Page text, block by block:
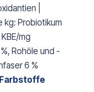
|
Probiotikum
mg
Rohöle und -
6 %